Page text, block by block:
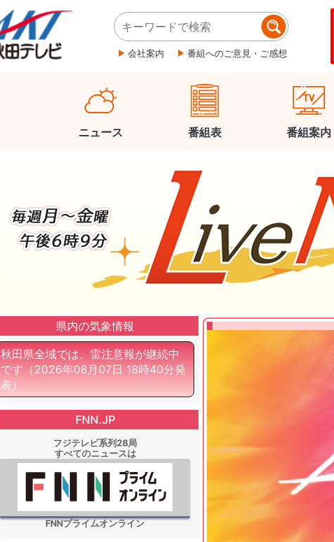
会社案内 番組へのご意見・ご感想
ニュース 番組表 番組案内
県内の気象情報
秋田県全域では、雷注意報が継続中
です （2026年08月07日 18時40分発
表）
FNN.JP
フジテレビ系列28局
すべてのニュースは
FNNプライムオンライン